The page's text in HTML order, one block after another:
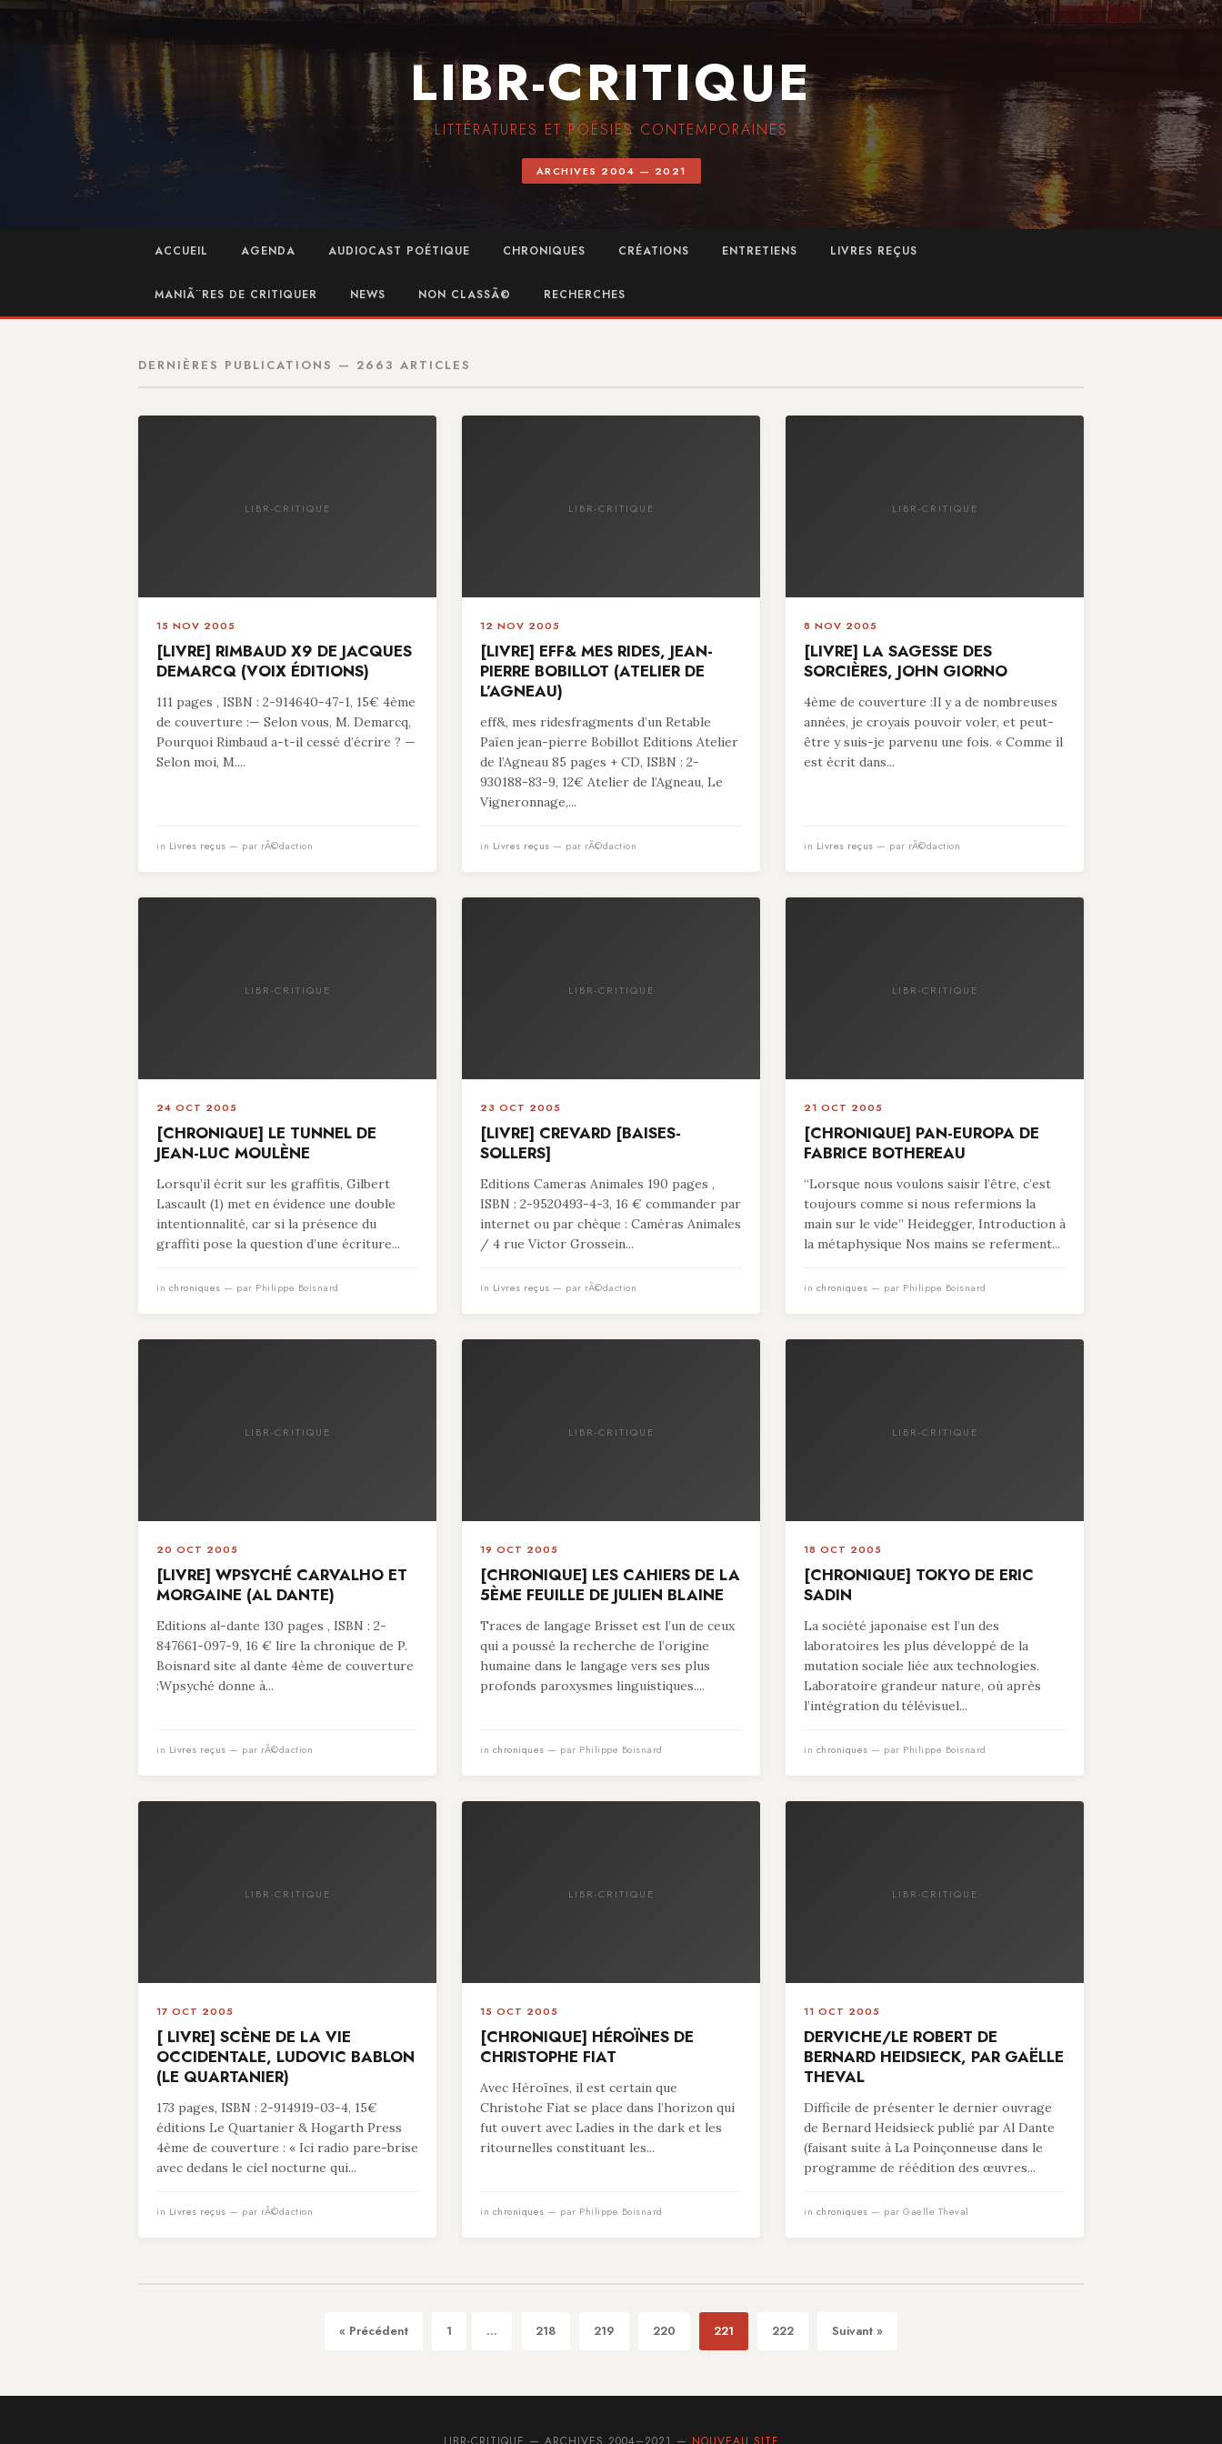
LIBR-CRITIQUE
LITTÉRATURES ET POÉSIES CONTEMPORAINES
ARCHIVES 2004 — 2021
ACCUEIL AGENDA AUDIOCAST POÉTIQUE CHRONIQUES CRÉATIONS ENTRETIENS LIVRES REÇUS
MANIÃ¨RES DE CRITIQUER NEWS NON CLASSÃ© RECHERCHES
DERNIÈRES PUBLICATIONS — 2663 ARTICLES
LIBR-CRITIQUE
15 NOV 2005
[LIVRE] RIMBAUD X9 DE JACQUES
DEMARCQ (VOIX ÉDITIONS)
111 pages , ISBN : 2-914640-47-1, 15€ 4ème
de couverture :— Selon vous, M. Demarcq,
Pourquoi Rimbaud a-t-il cessé d’écrire ? —
Selon moi, M....
in Livres reçus — par rÃ©daction
LIBR-CRITIQUE
12 NOV 2005
[LIVRE] EFF& MES RIDES, JEAN-
PIERRE BOBILLOT (ATELIER DE
L’AGNEAU)
eff&, mes ridesfragments d’un Retable
Païen jean-pierre Bobillot Editions Atelier
de l’Agneau 85 pages + CD, ISBN : 2-
930188-83-9, 12€ Atelier de l’Agneau, Le
Vigneronnage,...
in Livres reçus — par rÃ©daction
LIBR-CRITIQUE
8 NOV 2005
[LIVRE] LA SAGESSE DES
SORCIÈRES, JOHN GIORNO
4ème de couverture :Il y a de nombreuses
années, je croyais pouvoir voler, et peut-
être y suis-je parvenu une fois. « Comme il
est écrit dans...
in Livres reçus — par rÃ©daction
LIBR-CRITIQUE
24 OCT 2005
[CHRONIQUE] LE TUNNEL DE
JEAN-LUC MOULÈNE
Lorsqu’il écrit sur les graffitis, Gilbert
Lascault (1) met en évidence une double
intentionnalité, car si la présence du
graffiti pose la question d’une écriture...
in chroniques — par Philippe Boisnard
LIBR-CRITIQUE
23 OCT 2005
[LIVRE] CREVARD [BAISES-
SOLLERS]
Editions Cameras Animales 190 pages ,
ISBN : 2-9520493-4-3, 16 € commander par
internet ou par chèque : Caméras Animales
/ 4 rue Victor Grossein...
in Livres reçus — par rÃ©daction
LIBR-CRITIQUE
21 OCT 2005
[CHRONIQUE] PAN-EUROPA DE
FABRICE BOTHEREAU
“Lorsque nous voulons saisir l’être, c’est
toujours comme si nous refermions la
main sur le vide” Heidegger, Introduction à
la métaphysique Nos mains se referment...
in chroniques — par Philippe Boisnard
LIBR-CRITIQUE
20 OCT 2005
[LIVRE] WPSYCHÉ CARVALHO ET
MORGAINE (AL DANTE)
Editions al-dante 130 pages , ISBN : 2-
847661-097-9, 16 € lire la chronique de P.
Boisnard site al dante 4ème de couverture
:Wpsyché donne à...
in Livres reçus — par rÃ©daction
LIBR-CRITIQUE
19 OCT 2005
[CHRONIQUE] LES CAHIERS DE LA
5ÈME FEUILLE DE JULIEN BLAINE
Traces de langage Brisset est l’un de ceux
qui a poussé la recherche de l’origine
humaine dans le langage vers ses plus
profonds paroxysmes linguistiques....
in chroniques — par Philippe Boisnard
LIBR-CRITIQUE
18 OCT 2005
[CHRONIQUE] TOKYO DE ERIC
SADIN
La société japonaise est l’un des
laboratoires les plus développé de la
mutation sociale liée aux technologies.
Laboratoire grandeur nature, où après
l’intégration du télévisuel...
in chroniques — par Philippe Boisnard
LIBR-CRITIQUE
17 OCT 2005
[ LIVRE] SCÈNE DE LA VIE
OCCIDENTALE, LUDOVIC BABLON
(LE QUARTANIER)
173 pages, ISBN : 2-914919-03-4, 15€
éditions Le Quartanier & Hogarth Press
4ème de couverture : « Ici radio pare-brise
avec dedans le ciel nocturne qui...
in Livres reçus — par rÃ©daction
LIBR-CRITIQUE
15 OCT 2005
[CHRONIQUE] HÉROÏNES DE
CHRISTOPHE FIAT
Avec Héroïnes, il est certain que
Christohe Fiat se place dans l’horizon qui
fut ouvert avec Ladies in the dark et les
ritournelles constituant les...
in chroniques — par Philippe Boisnard
LIBR-CRITIQUE
11 OCT 2005
DERVICHE/LE ROBERT DE
BERNARD HEIDSIECK, PAR GAËLLE
THEVAL
Difficile de présenter le dernier ouvrage
de Bernard Heidsieck publié par Al Dante
(faisant suite à La Poinçonneuse dans le
programme de réédition des œuvres...
in chroniques — par Gaelle Theval
« Précédent 1 ... 218 219 220 221 222 Suivant »